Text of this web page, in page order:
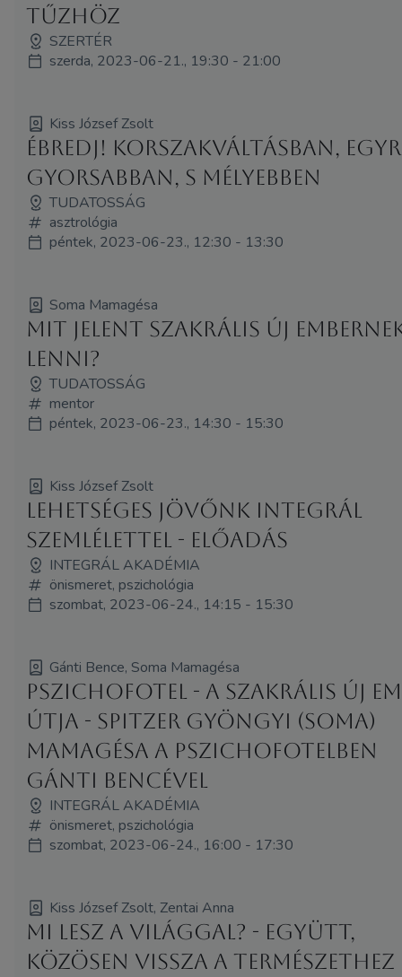
tűzhöz
SZERTÉR
szerda, 2023-06-21., 19:30 - 21:00
Kiss József Zsolt
Ébredj! Korszakváltásban,
gyorsabban, s mélyebben
TUDATOSSÁG
asztrológia
péntek, 2023-06-23., 12:30 - 13:30
Soma Mamagésa
Mit jelent szakrális új
lenni?
TUDATOSSÁG
mentor
péntek, 2023-06-23., 14:30 - 15:30
Kiss József Zsolt
Lehetséges jövőnk integrál
szemlélettel - előadás
INTEGRÁL AKADÉMIA
önismeret, pszichológia
szombat, 2023-06-24., 14:15 - 15:30
Gánti Bence, Soma Mamagésa
Pszichofotel - A SZAKRÁLIS ÚJ
ÚTJA - Spitzer Gyöngyi (Soma)
Mamagésa a Pszichofotelben
Gánti Bencével
INTEGRÁL AKADÉMIA
önismeret, pszichológia
szombat, 2023-06-24., 16:00 - 17:30
Kiss József Zsolt, Zentai Anna
Mi lesz a világgal? - együtt,
közösen vissza a természethez